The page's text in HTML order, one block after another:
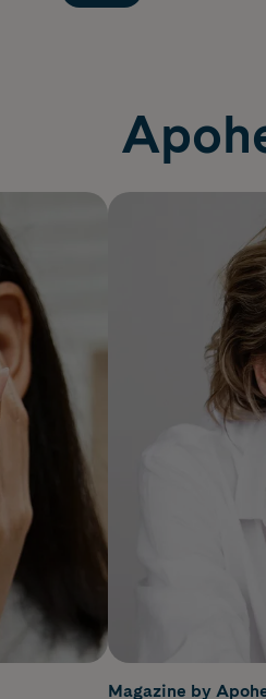
Magazine by